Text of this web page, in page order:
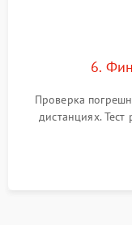
6.
Проверка
дистанциях.
термограмм в
автономности